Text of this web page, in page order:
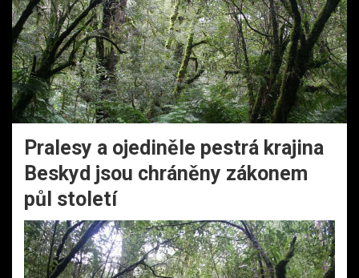
Pralesy a ojediněle pestrá krajina
Beskyd jsou chráněny zákonem
půl století